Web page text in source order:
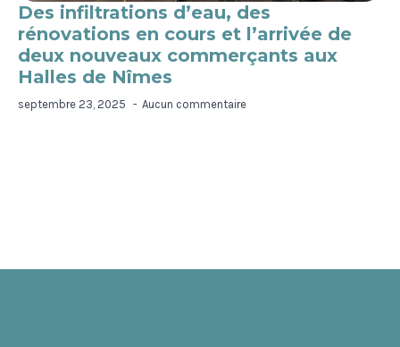
Des infiltrations d’eau, des
rénovations en cours et l’arrivée de
deux nouveaux commerçants aux
Halles de Nîmes
septembre 23, 2025 Aucun commentaire